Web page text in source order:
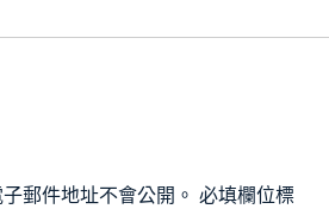
郵件地址不會公開。 必填欄位標